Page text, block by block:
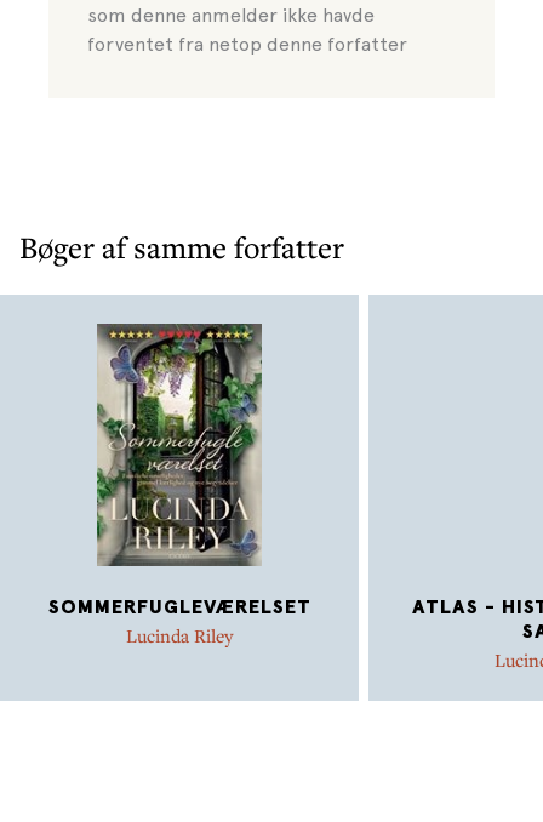
som denne anmelder ikke havde
forventet fra netop denne forfatter
Bøger af samme forfatter
SOMMERFUGLEVÆRELSET
Lucinda Riley
ATLAS -